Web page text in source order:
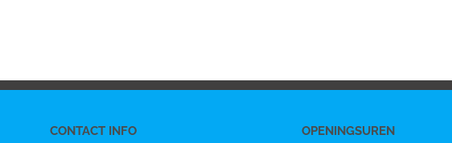
CONTACT INFO OPENINGSUREN